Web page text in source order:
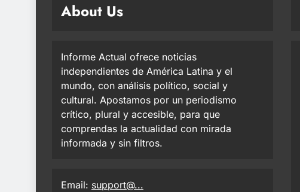
About Us
Informe Actual ofrece noticias
independientes de América Latina y el
mundo, con análisis político, social y
cultural. Apostamos por un periodismo
crítico, plural y accesible, para que
comprendas la actualidad con mirada
informada y sin filtros.
Email: support@...